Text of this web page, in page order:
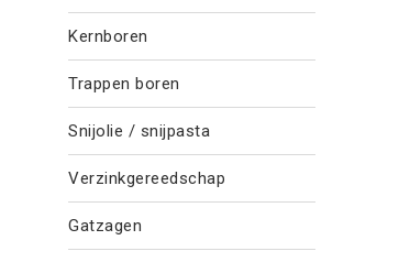
Kernboren
Trappen boren
Snijolie / snijpasta
Verzinkgereedschap
Gatzagen